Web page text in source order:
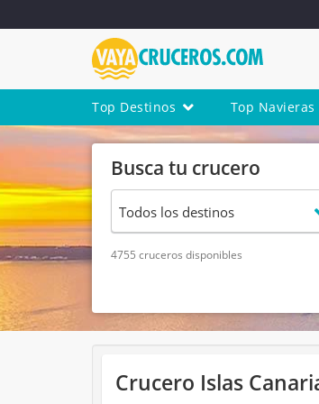
Top Destinos Top Navieras
Busca tu crucero
4755 cruceros disponibles
Crucero Islas